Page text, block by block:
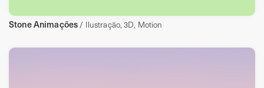
Stone Animações / Ilustração, 3D, Motion